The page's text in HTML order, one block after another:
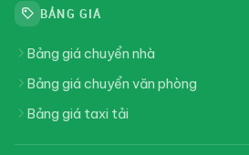
BẢNG GIÁ
Bảng giá chuyển nhà
Bảng giá chuyển văn phòng
Bảng giá taxi tải